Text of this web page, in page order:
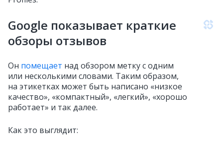
Google показывает краткие
обзоры отзывов
Он помещает над обзором метку с одним
или несколькими словами. Таким образом,
на этикетках может быть написано «низкое
качество», «компактный», «легкий», «хорошо
работает» и так далее.
Как это выглядит: